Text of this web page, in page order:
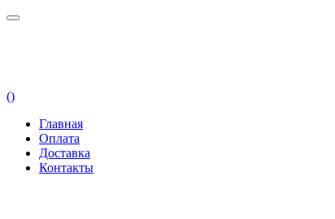
()
Главная
Оплата
Доставка
Контакты